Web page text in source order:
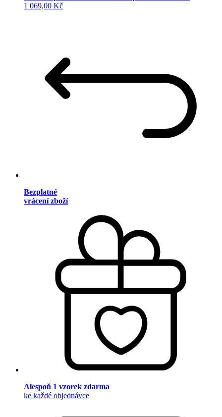
1 069,00 Kč
Bezplatné
vrácení zboží
Alespoň 1 vzorek zdarma
ke každé objednávce